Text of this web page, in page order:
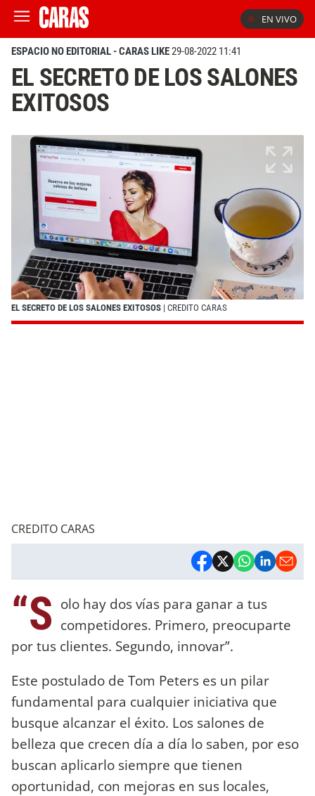
EN VIVO
ESPACIO NO EDITORIAL - CARAS LIKE29-08-2022 11:41
EL SECRETO DE LOS SALONES
EXITOSOS
EL SECRETO DE LOS SALONES EXITOSOS | CREDITO CARAS
CREDITO CARAS
“S olo hay dos vías para ganar a tus
competidores. Primero, preocuparte
por tus clientes. Segundo, innovar”.
Este postulado de Tom Peters es un pilar
fundamental para cualquier iniciativa que
busque alcanzar el éxito. Los salones de
belleza que crecen día a día lo saben, por eso
buscan aplicarlo siempre que tienen
oportunidad, con mejoras en sus locales,